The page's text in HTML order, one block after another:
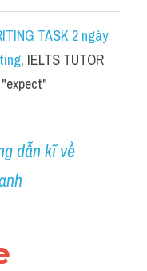
TASK 2 ngày
, IELTS TUTOR
dẫn kĩ về